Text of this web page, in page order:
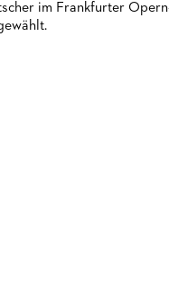
im Frankfurter